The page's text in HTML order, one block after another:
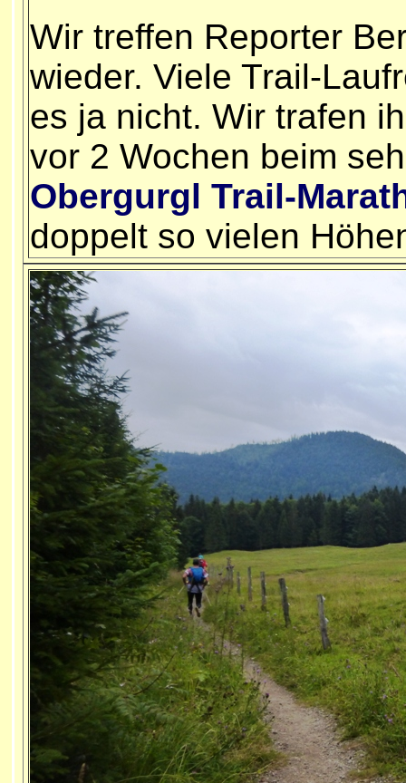
Wir treffen Reporter
wieder. Viele Trail-
es ja nicht. Wir trafen
vor 2 Wochen beim
Obergurgl Trail-
doppelt so vielen